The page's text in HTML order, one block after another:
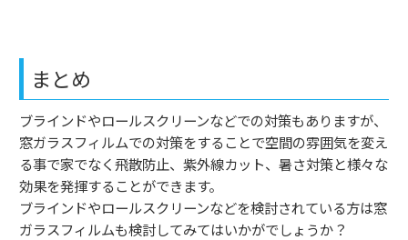
まとめ
ブラインドやロールスクリーンなどでの対策もありますが、
窓ガラスフィルムでの対策をすることで空間の雰囲気を変え
る事で家でなく飛散防止、紫外線カット、暑さ対策と様々な
効果を発揮することができます。
ブラインドやロールスクリーンなどを検討されている方は窓
ガラスフィルムも検討してみてはいかがでしょうか？